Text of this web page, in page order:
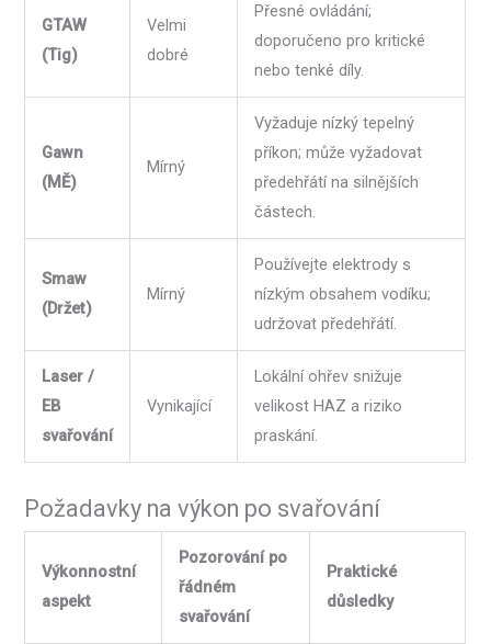
GTAW
(Tig)
Velmi
dobré
Přesné ovládání;
doporučeno pro kritické
nebo tenké díly.
Gawn
(MĚ)
Mírný
Vyžaduje nízký tepelný
příkon; může vyžadovat
předehřátí na silnějších
částech.
Smaw
(Držet)
Mírný
Používejte elektrody s
nízkým obsahem vodíku;
udržovat předehřátí.
Laser /
EB
svařování
Vynikající
Lokální ohřev snižuje
velikost HAZ a riziko
praskání.
Požadavky na výkon po svařování
Výkonnostní
aspekt
Pozorování po
řádném
svařování
Praktické
důsledky